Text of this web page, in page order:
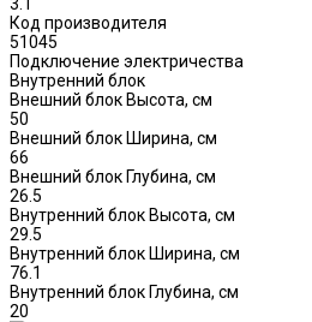
Код производителя
51045
Подключение электричества
Внутренний блок
Внешний блок Высота, см
50
Внешний блок Ширина, см
66
Внешний блок Глубина, см
26.5
Внутренний блок Высота, см
29.5
Внутренний блок Ширина, см
76.1
Внутренний блок Глубина, см
20